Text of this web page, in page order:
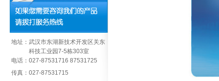
地址： 武汉市东湖新技术开发区关东
科技工业园7-5栋303室
电话： 027-87531716 87531725
传真： 027-87531715